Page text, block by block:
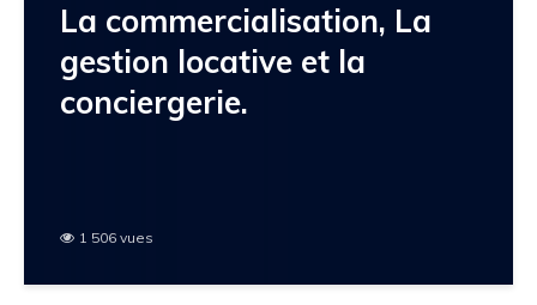
La commercialisation, La
gestion locative et la
conciergerie.
1 506 vues